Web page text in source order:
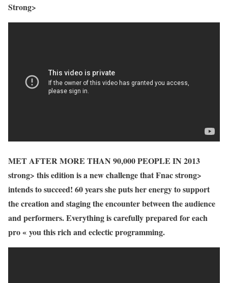
Strong>
MET AFTER MORE THAN 90,000 PEOPLE IN 2013
strong> this edition is a new challenge thatFnac strong>
intends to succeed! 60 years she puts her energy to support
the creation and staging the encounter between the audience
and performers. Everything is carefully prepared for each
pro « you this rich and eclectic programming.